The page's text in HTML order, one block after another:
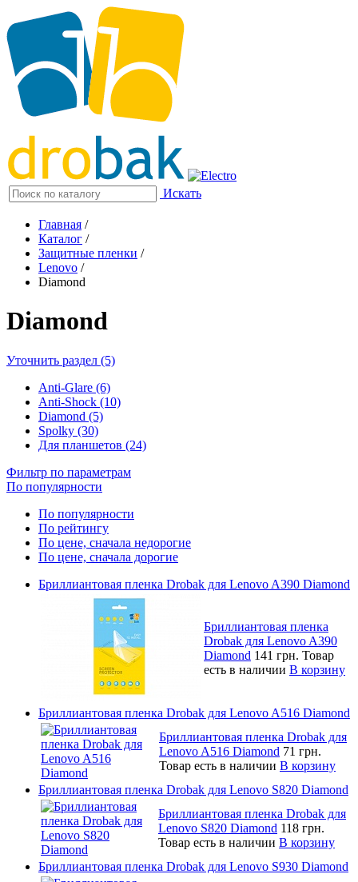
Искать
Главная /
Каталог /
Защитные пленки /
Lenovo /
Diamond
Diamond
Уточнить раздел (5)
Anti-Glare (6)
Anti-Shock (10)
Diamond (5)
Spolky (30)
Для планшетов (24)
Фильтр по параметрам
По популярности
По популярности
По рейтингу
По цене, сначала недорогие
По цене, сначала дорогие
Бриллиантовая пленка Drobak для Lenovo A390 Diamond
Бриллиантовая пленка
Drobak для Lenovo A390
Diamond 141 грн. Товар
есть в наличии В корзину
Бриллиантовая пленка Drobak для Lenovo A516 Diamond
Бриллиантовая пленка Drobak для
Lenovo A516 Diamond 71 грн.
Товар есть в наличии В корзину
Бриллиантовая пленка Drobak для Lenovo S820 Diamond
Бриллиантовая пленка Drobak для
Lenovo S820 Diamond 118 грн.
Товар есть в наличии В корзину
Бриллиантовая пленка Drobak для Lenovo S930 Diamond